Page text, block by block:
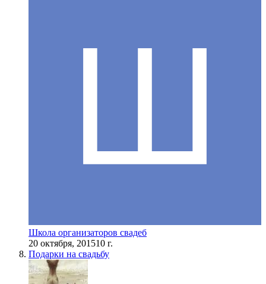
Школа организаторов свадеб
20 октября, 201510 г.
Подарки на свадьбу